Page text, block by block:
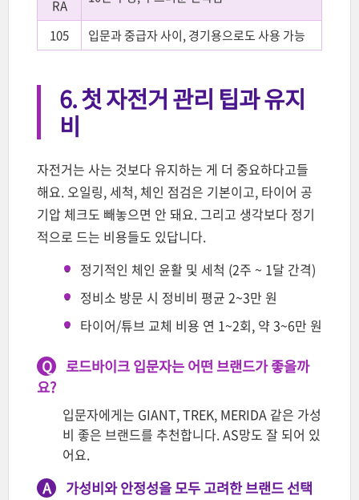
RA
105 입문과 중급자 사이, 경기용으로도 사용 가능
6. 첫 자전거 관리 팁과 유지
비
자전거는 사는 것보다 유지하는 게 더 중요하다고들
해요. 오일링, 세척, 체인 점검은 기본이고, 타이어 공
기압 체크도 빼놓으면 안 돼요. 그리고 생각보다 정기
적으로 드는 비용들도 있답니다.
정기적인 체인 윤활 및 세척 (2주 ~ 1달 간격)
정비소 방문 시 정비비 평균 2~3만 원
타이어/튜브 교체 비용 연 1~2회, 약 3~6만 원
Q
로드바이크 입문자는 어떤 브랜드가 좋을까
요?
입문자에게는 GIANT, TREK, MERIDA 같은 가성
비 좋은 브랜드를 추천합니다. AS망도 잘 되어 있
어요.
A 가성비와 안정성을 모두 고려한 브랜드 선택